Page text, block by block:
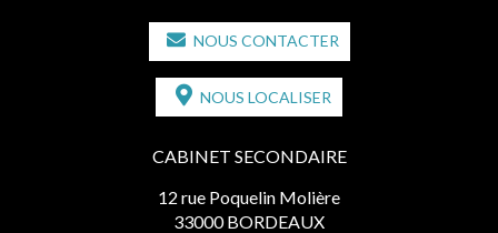
NOUS CONTACTER
NOUS LOCALISER
CABINET SECONDAIRE
12 rue Poquelin Molière
33000 BORDEAUX